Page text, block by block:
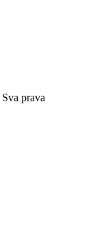
Sva prava